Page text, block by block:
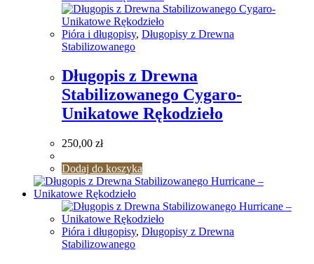
Pióra i długopisy, Długopisy z Drewna
Stabilizowanego
Długopis z Drewna
Stabilizowanego Cygaro-
Unikatowe Rękodzieło
250,00 zł
Dodaj do koszyka
Pióra i długopisy, Długopisy z Drewna
Stabilizowanego